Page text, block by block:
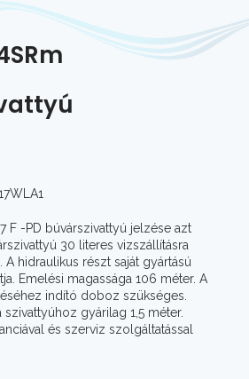
F -PD búvárszivattyú jelzése azt
30 literes vizszállításra
A hidraulikus részt saját gyártású
Emelési magassága 106 méter. A
indító doboz szükséges.
gyárilag 1,5 méter.
és szerviz szolgáltatással